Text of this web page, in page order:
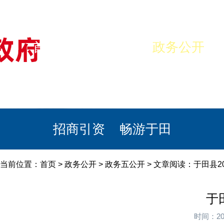
首页 政务公开
招商引资 畅游于田
当前位置： 首页 > 政务公开 > 政务五公开 > 文章阅读：于田县
于
时间：